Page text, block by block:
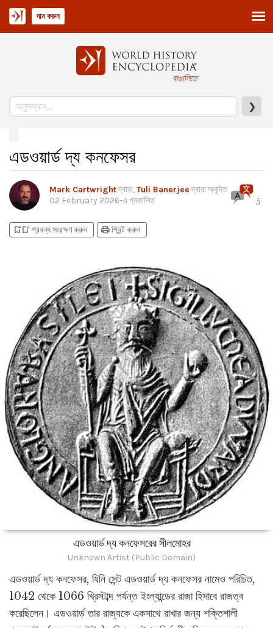
বাঙালিতে
❯
দান করুন
এডওয়ার্ড দ্য কনফেসর
Mark Cartwrightদ্বারা,Tuli Banerjeeদ্বারা অনূদিত
02 February 2026-এ প্রকাশিত 5
bookmark_addbookmark_added প্রবন্ধ সংরক্ষণ করুন printপ্রিন্ট করুন
এডওয়ার্ড দ্য কনফেসরের সীলমোহর
Unknown Artist (Public Domain)
এডওয়ার্ড দ্য কনফেসর, যিনি সেন্ট এডওয়ার্ড দ্য কনফেসর নামেও পরিচিত,
1042 থেকে 1066 খ্রিস্টাব্দ পর্যন্ত ইংল্যান্ডের রাজা হিসাবে রাজত্ব
করেছিলেন। এডওয়ার্ড তার রাজ্যকে একসাথে রাখার জন্য শক্তিশালী